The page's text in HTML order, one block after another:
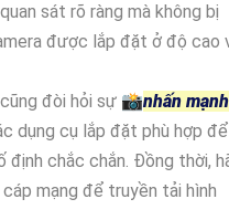
sát rõ ràng mà không bị
được lắp đặt ở độ cao
đòi hỏi sự 📸nhấn mạnh
dụng cụ lắp đặt phù hợp để
chắc chắn. Đồng thời,
mạng để truyền tải hình